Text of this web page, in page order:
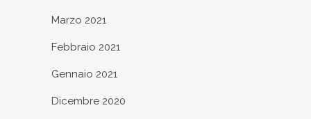
Marzo 2021
Febbraio 2021
Gennaio 2021
Dicembre 2020